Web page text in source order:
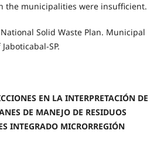
the municipalities were insufficient.
Solid Waste Plan. Municipal
SP.
EN LA INTERPRETACIÓN DE
DE MANEJO DE RESIDUOS
INTEGRADO MICRORREGIÓN